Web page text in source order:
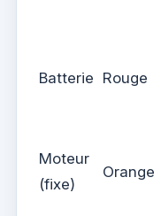
Batterie Rouge
Moteur
(fixe)
Orange